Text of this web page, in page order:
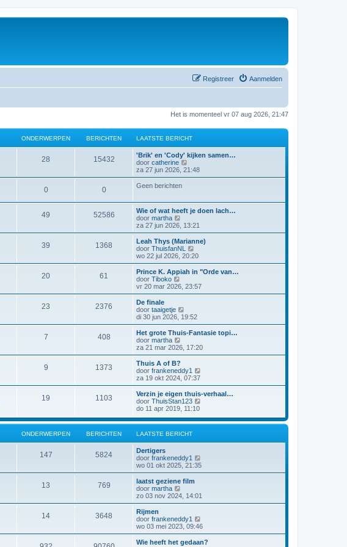
Aanmelden
Registreer
Het is momenteel vr 07 aug 2026, 21:47
ONDERWERPEN BERICHTEN LAATSTE BERICHT
28 15432
'Brik' en 'Cody' kijken samen…
door catherine
e
k
l
a
t
s
t
e
b
e
r
c
h
za 27 jun 2026, 21:48
0 0 Geen berichten
49 52586
Wie of wat heeft je doen lach…
door martha
e
k
i
j
k
a
a
t
s
b
e
r
i
h
t
za 27 jun 2026, 13:21
39 1368
Leah Thys (Marianne)
door ThuisfanNL
e
k
i
k
t
s
e
e
r
c
h
t
wo 22 jul 2026, 20:20
20 61
Prince K. Appiah in "Orde van…
door Tiboko
e
k
j
k
a
a
t
s
b
e
r
i
c
h
t
vr 20 mar 2026, 23:57
23 2376
De finale
door taaigetje
e
k
i
k
a
t
s
e
b
e
r
i
c
di 30 jun 2026, 19:52
7 408
Het grote Thuis-Fantasie topi…
door martha
e
k
j
k
l
a
t
s
t
e
b
e
i
c
h
t
za 21 mar 2026, 17:20
9 1373
Thuis A of B?
door frankeneddy1
k
a
s
b
e
h
za 19 okt 2024, 07:37
19 1103
Verzin je eigen thuis-verhaal…
door ThuisStan123
i
l
t
s
e
c
h
t
do 11 apr 2019, 11:10
ONDERWERPEN BERICHTEN LAATSTE BERICHT
147 5824
Dertigers
door frankeneddy1
e
k
t
s
e
wo 01 okt 2025, 21:35
13 769
laatst geziene film
door martha
e
k
j
k
zo 03 nov 2024, 14:01
14 3648
Rijmen
door frankeneddy1
e
k
i
wo 03 mei 2023, 09:46
Wie heeft het gedaan?